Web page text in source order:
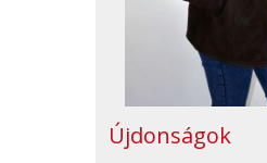
Újdonságok